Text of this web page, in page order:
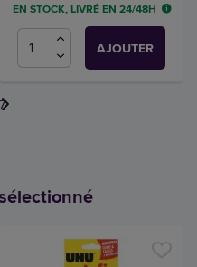
EN STOCK, LIVRÉ EN 24/48H
AJOUTER
7